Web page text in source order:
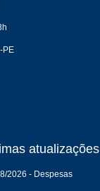
PE
atualizações
2026 - Despesas